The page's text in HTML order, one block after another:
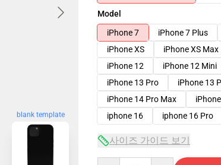
blank template
Model
iPhone 7
iPhone 7 Plus
iPhone XS
iPhone XS Max
iPhone 12
iPhone 12 Mini
iPhone 13 Pro
iPhone 13
iPhone 14 Pro Max
iphone 16
iphone 16 Pro
사이즈 가이드 보기